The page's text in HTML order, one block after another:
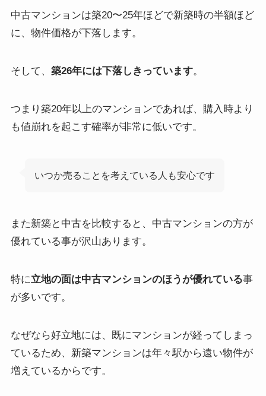
中古マンションは築20〜25年ほどで新築時の半額ほど
に、物件価格が下落します。
そして、 築26年には下落しきっています。
つまり築20年以上のマンションであれば、 購入時より
も値崩れを起こす確率が非常に低いです。
いつか売ることを考えている人も安心です
また新築と中古を比較すると、中古マンションの方が
優れている事が沢山あります。
特に立地の面は中古マンションのほうが優れている事
が多いです。
なぜなら好立地には、既にマンションが経ってしまっ
ているため、新築マンションは年々駅から遠い物件が
増えているからです。